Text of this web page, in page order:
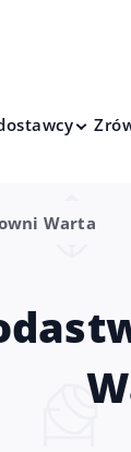
Warta